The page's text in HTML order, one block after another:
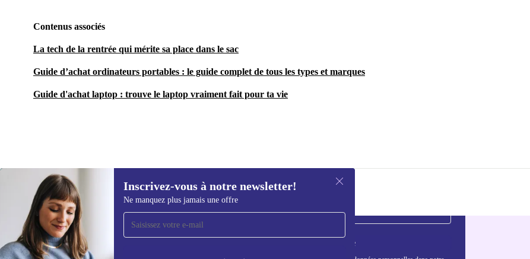
Contenus associés
La tech de la rentrée qui mérite sa place dans le sac
Guide d’achat ordinateurs portables : le guide complet de tous les types et marques
Guide d'achat laptop : trouve le laptop vraiment fait pour ta vie
610,00 € Inscrivez-vous à notre newsletter!
Ne manquez plus jamais une offre
Recevoir offres et infos de
refurbed par mail
Ne manquez plus aucune offre.
S'inscrire